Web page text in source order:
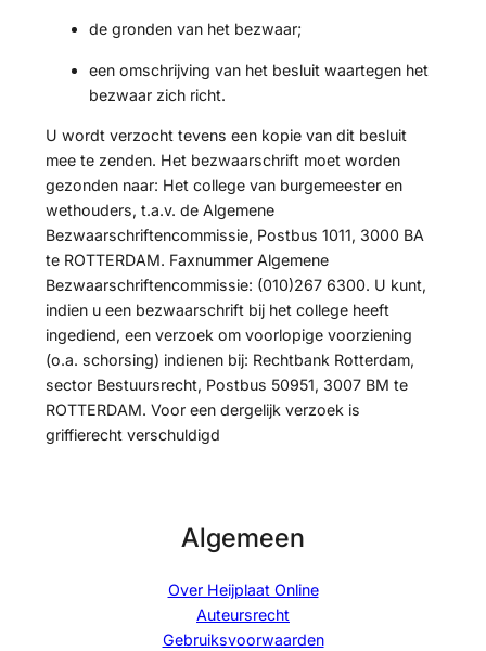
de gronden van het bezwaar;
een omschrijving van het besluit waartegen het
bezwaar zich richt.
U wordt verzocht tevens een kopie van dit besluit
mee te zenden. Het bezwaarschrift moet worden
gezonden naar: Het college van burgemeester en
wethouders, t.a.v. de Algemene
Bezwaarschriftencommissie, Postbus 1011, 3000 BA
te ROTTERDAM. Faxnummer Algemene
Bezwaarschriftencommissie: (010)267 6300. U kunt,
indien u een bezwaarschrift bij het college heeft
ingediend, een verzoek om voorlopige voorziening
(o.a. schorsing) indienen bij: Rechtbank Rotterdam,
sector Bestuursrecht, Postbus 50951, 3007 BM te
ROTTERDAM. Voor een dergelijk verzoek is
griffierecht verschuldigd
Algemeen
Over Heijplaat Online
Auteursrecht
Gebruiksvoorwaarden